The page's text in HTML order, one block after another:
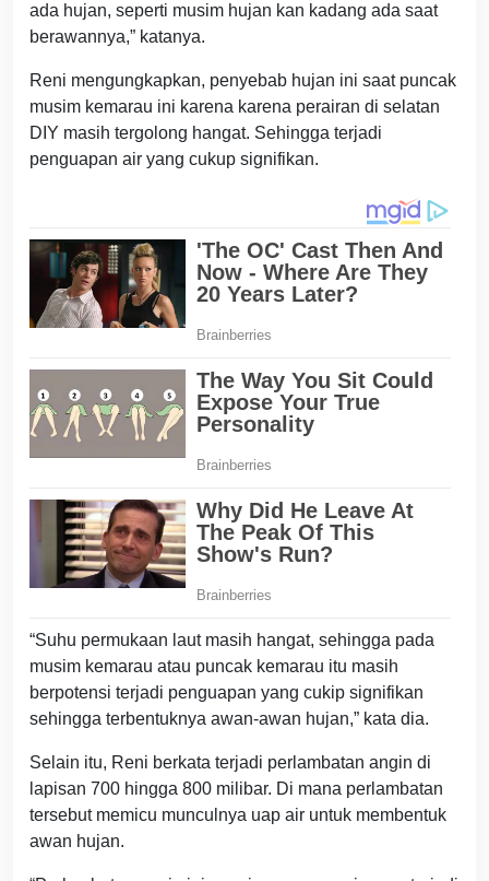
ada hujan, seperti musim hujan kan kadang ada saat
berawannya,” katanya.
Reni mengungkapkan, penyebab hujan ini saat puncak
musim kemarau ini karena karena perairan di selatan
DIY masih tergolong hangat. Sehingga terjadi
penguapan air yang cukup signifikan.
“Suhu permukaan laut masih hangat, sehingga pada
musim kemarau atau puncak kemarau itu masih
berpotensi terjadi penguapan yang cukip signifikan
sehingga terbentuknya awan-awan hujan,” kata dia.
Selain itu, Reni berkata terjadi perlambatan angin di
lapisan 700 hingga 800 milibar. Di mana perlambatan
tersebut memicu munculnya uap air untuk membentuk
awan hujan.